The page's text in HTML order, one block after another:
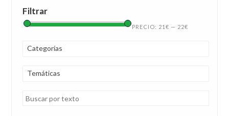
Filtrar
PRECIO: 21€ — 22€
Categorías
Temáticas